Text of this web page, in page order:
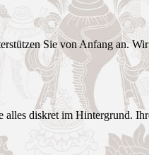
Sie von Anfang an.
diskret im Hintergrund.